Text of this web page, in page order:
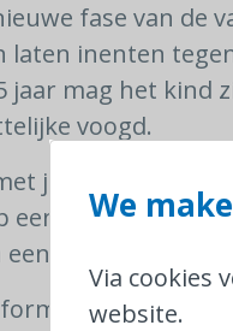
fase van de
laten inenten
jaar mag het kind
voogd.
je kind naar het
een gratis
bevestiging
over het
We
Via cookies
website.